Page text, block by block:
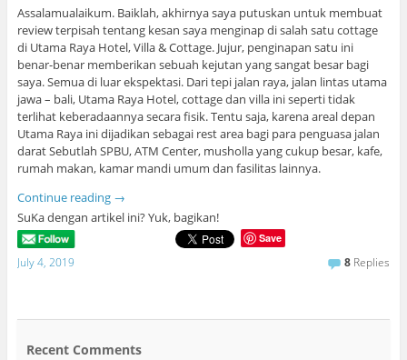
Assalamualaikum. Baiklah, akhirnya saya putuskan untuk membuat
review terpisah tentang kesan saya menginap di salah satu cottage
di Utama Raya Hotel, Villa & Cottage. Jujur, penginapan satu ini
benar-benar memberikan sebuah kejutan yang sangat besar bagi
saya. Semua di luar ekspektasi. Dari tepi jalan raya, jalan lintas utama
jawa – bali, Utama Raya Hotel, cottage dan villa ini seperti tidak
terlihat keberadaannya secara fisik. Tentu saja, karena areal depan
Utama Raya ini dijadikan sebagai rest area bagi para penguasa jalan
darat Sebutlah SPBU, ATM Center, musholla yang cukup besar, kafe,
rumah makan, kamar mandi umum dan fasilitas lainnya.
Continue reading →
SuKa dengan artikel ini? Yuk, bagikan!
Save
July 4, 2019 8 Replies
Recent Comments